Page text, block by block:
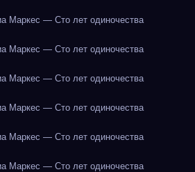
Маркес — Сто лет одиночества
Маркес — Сто лет одиночества
Маркес — Сто лет одиночества
Маркес — Сто лет одиночества
Маркес — Сто лет одиночества
Маркес — Сто лет одиночества